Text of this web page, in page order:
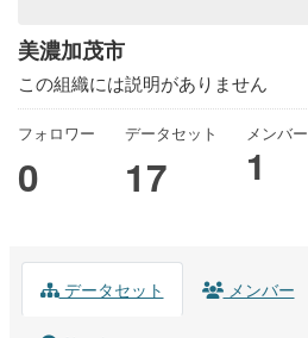
美濃加茂市
この組織には説明がありません
フォロワー
0
データセット
17
メンバー
1
データセット メンバー